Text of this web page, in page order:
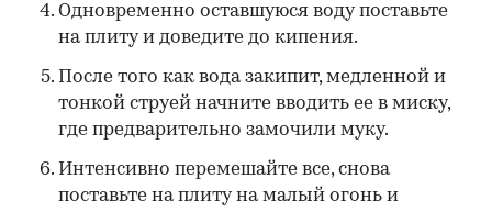
Одновременно оставшуюся воду поставьте
на плиту и доведите до кипения.
После того как вода закипит, медленной и
тонкой струей начните вводить ее в миску,
где предварительно замочили муку.
Интенсивно перемешайте все, снова
поставьте на плиту на малый огонь и